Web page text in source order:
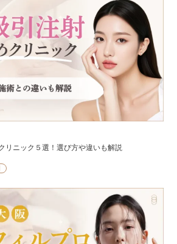
リニック５選！選び方や違いも解説